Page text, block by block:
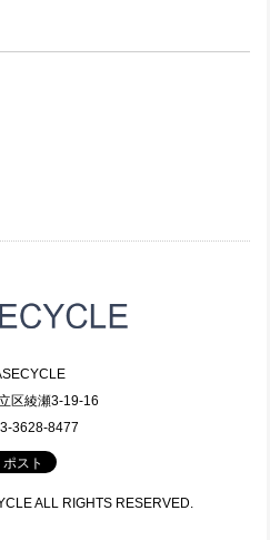
区綾瀬3-19-16
3628-8477
ALL RIGHTS RESERVED.